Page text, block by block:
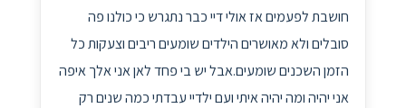
חושבת לפעמים אז אולי דיי כבר נתגרש כי כולנו פה
סובלים ולא מאושרים הילדים שומעים ריבים וצעקות כל
הזמן השכנים שומעים.אבל יש בי פחד לאן אני אלך איפה
אני יהיה ומה יהיה איתי ועם ילדיי עבדתי כמה שנים רק